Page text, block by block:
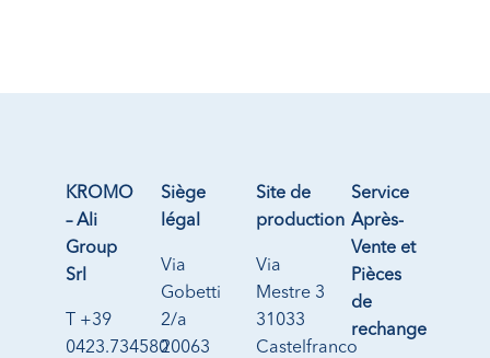
KROMO
– Ali
Group
Srl
T +39
0423.734580
Siège
légal
Via
Gobetti
2/a
20063
Site de
production
Via
Mestre 3
31033
Castelfranco
Service
Après-
Vente et
Pièces
de
rechange